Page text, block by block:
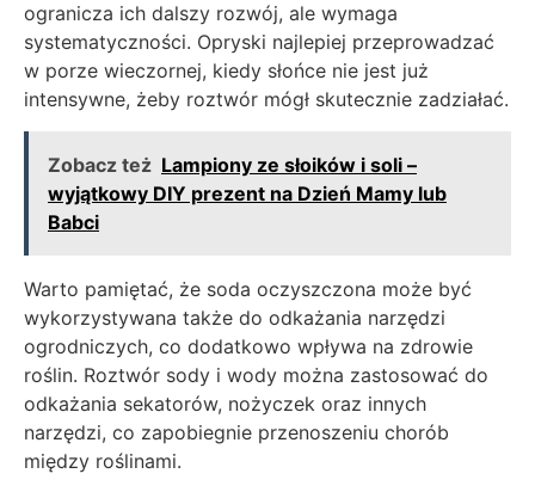
ogranicza ich dalszy rozwój, ale wymaga
systematyczności. Opryski najlepiej przeprowadzać
w porze wieczornej, kiedy słońce nie jest już
intensywne, żeby roztwór mógł skutecznie zadziałać.
Zobacz też Lampiony ze słoików i soli –
wyjątkowy DIY prezent na Dzień Mamy lub
Babci
Warto pamiętać, że soda oczyszczona może być
wykorzystywana także do odkażania narzędzi
ogrodniczych, co dodatkowo wpływa na zdrowie
roślin. Roztwór sody i wody można zastosować do
odkażania sekatorów, nożyczek oraz innych
narzędzi, co zapobiegnie przenoszeniu chorób
między roślinami.